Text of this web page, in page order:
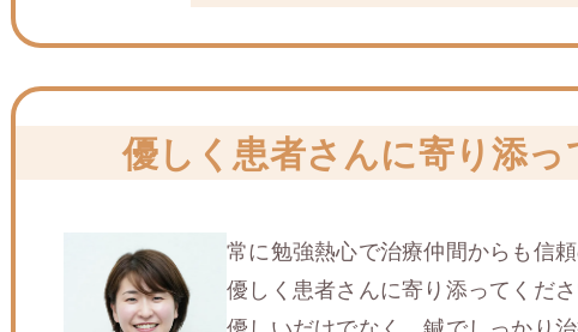
優しく患者さんに寄り添っ
常に勉強熱心で治療仲間からも信
優しく患者さんに寄り添ってくださ